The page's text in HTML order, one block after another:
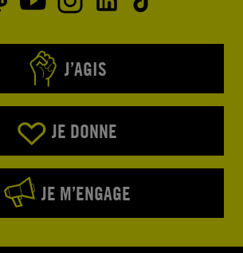
J’AGIS
JE DONNE
JE M’ENGAGE